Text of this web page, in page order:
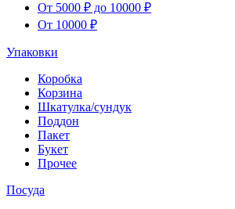
От 5000 ₽ до 10000 ₽
От 10000 ₽
Упаковки
Коробка
Корзина
Шкатулка/сундук
Поддон
Пакет
Букет
Прочее
Посуда